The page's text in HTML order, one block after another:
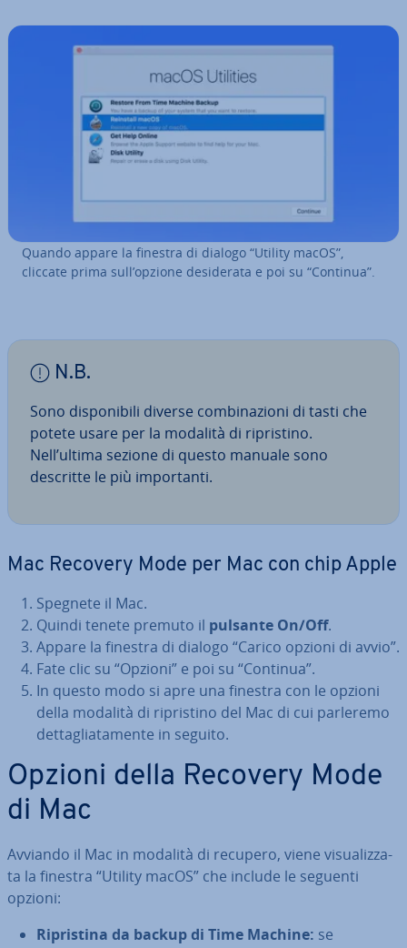
Quando appare la finestra di dialogo “Utility macOS”,
cliccate prima sull’opzione de­si­de­ra­ta e poi su “Continua”.
N.B.
Sono di­spo­ni­bi­li diverse com­bi­na­zio­ni di tasti che
potete usare per la modalità di ri­pri­sti­no.
Nell’ultima sezione di questo manuale sono
descritte le più im­por­tan­ti.
Mac Recovery Mode per Mac con chip Apple
Spegnete il Mac.
Quindi tenete premuto il pulsante On/Off.
Appare la finestra di dialogo “Carico opzioni di avvio”.
Fate clic su “Opzioni” e poi su “Continua”.
In questo modo si apre una finestra con le opzioni
della modalità di ri­pri­sti­no del Mac di cui parleremo
det­ta­glia­ta­men­te in seguito.
Opzioni della Recovery Mode
di Mac
Avviando il Mac in modalità di recupero, viene vi­sua­liz­za­
ta la finestra “Utility macOS” che include le seguenti
opzioni:
Ri­pri­sti­na da backup di Time Machine: se